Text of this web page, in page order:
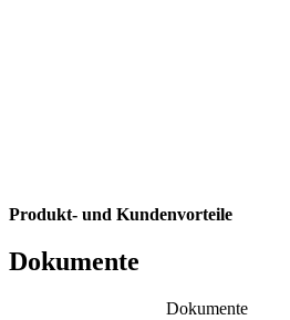
Produkt- und Kundenvorteile
Dokumente
Dokumente